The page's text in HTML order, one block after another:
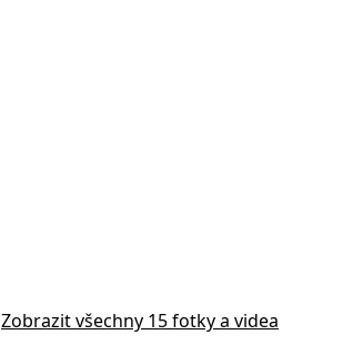
Zobrazit všechny 15 fotky a videa